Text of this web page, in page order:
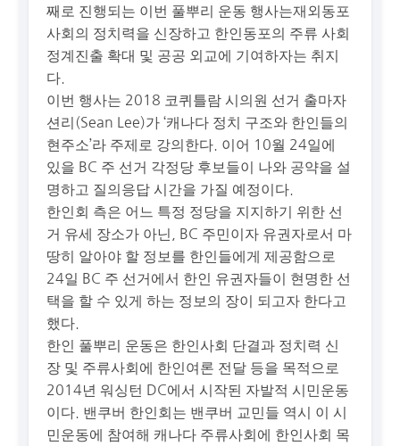
째로 진행되는 이번 풀뿌리 운동 행사는재외동포
사회의 정치력을 신장하고 한인동포의 주류 사회
정계진출 확대 및 공공 외교에 기여하자는 취지
다.
이번 행사는 2018 코퀴틀람 시의원 선거 출마자
션리(Sean Lee)가 ‘캐나다 정치 구조와 한인들의
현주소’라 주제로 강의한다. 이어 10월 24일에
있을 BC 주 선거 각정당 후보들이 나와 공약을 설
명하고 질의응답 시간을 가질 예정이다.
한인회 측은 어느 특정 정당을 지지하기 위한 선
거 유세 장소가 아닌, BC 주민이자 유권자로서 마
땅히 알아야 할 정보를 한인들에게 제공함으로
24일 BC 주 선거에서 한인 유권자들이 현명한 선
택을 할 수 있게 하는 정보의 장이 되고자 한다고
했다.
한인 풀뿌리 운동은 한인사회 단결과 정치력 신
장 및 주류사회에 한인여론 전달 등을 목적으로
2014년 워싱턴 DC에서 시작된 자발적 시민운동
이다. 밴쿠버 한인회는 밴쿠버 교민들 역시 이 시
민운동에 참여해 캐나다 주류사회에 한인사회 목